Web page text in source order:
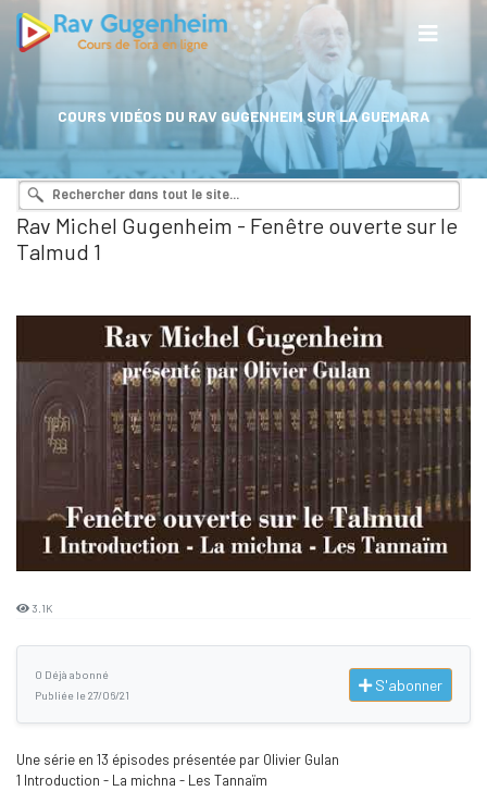
COURS VIDÉOS DU RAV GUGENHEIM SUR LA GUEMARA
Rav Michel Gugenheim - Fenêtre ouverte sur le
Talmud 1
3.1K
0 Déjà abonné
Publiée le 27/06/21
S'abonner
Une série en 13 épisodes présentée par Olivier Gulan
1 Introduction - La michna - Les Tannaïm